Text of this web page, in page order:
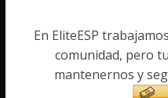
En EliteESP
comunidad, pero
mantenernos y